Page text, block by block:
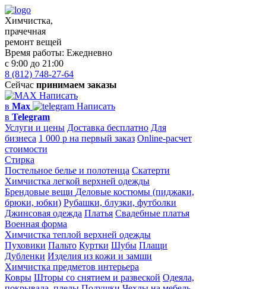
Химчистка,
прачечная
ремонт вещей
Время работы: Ежедневно
с 9:00 до 21:00
8 (812) 748-27-64
Сейчас принимаем заказы
Написать
в Max
Написать
в Telegram
Услуги и цены Доставка бесплатно Для
бизнеса 1 000 р на первый заказ Online-расчет
стоимости
Стирка
Постельное белье и полотенца Скатерти
Химчистка легкой верхней одежды
Брендовые вещи Деловые костюмы (пиджаки,
брюки, юбки) Рубашки, блузки, футболки
Джинсовая одежда Платья Свадебные платья
Военная форма
Химчистка теплой верхней одежды
Пуховики Пальто Куртки Шубы Плащи
Дубленки Изделия из кожи и замши
Химчистка предметов интерьера
Ковры Шторы со снятием и развеской Одеяла,